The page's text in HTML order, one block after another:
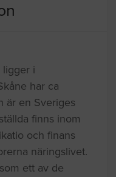
ligger i
har ca
är en Sveriges
finns inom
och finans
näringslivet.
ett av de